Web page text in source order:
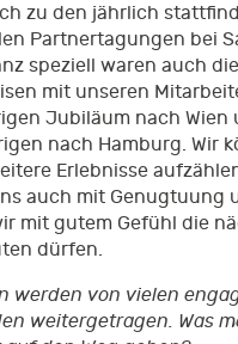
zu den jährlich
Partnertagungen bei
speziell waren auch die
mit unseren
Jubiläum nach Wien
nach Hamburg. Wir
Erlebnisse
auch mit Genugtuung
mit gutem Gefühl die
dürfen.
werden von vielen
weitergetragen. Was